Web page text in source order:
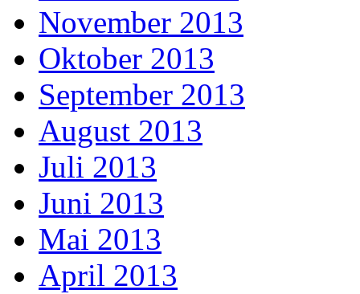
November 2013
Oktober 2013
September 2013
August 2013
Juli 2013
Juni 2013
Mai 2013
April 2013